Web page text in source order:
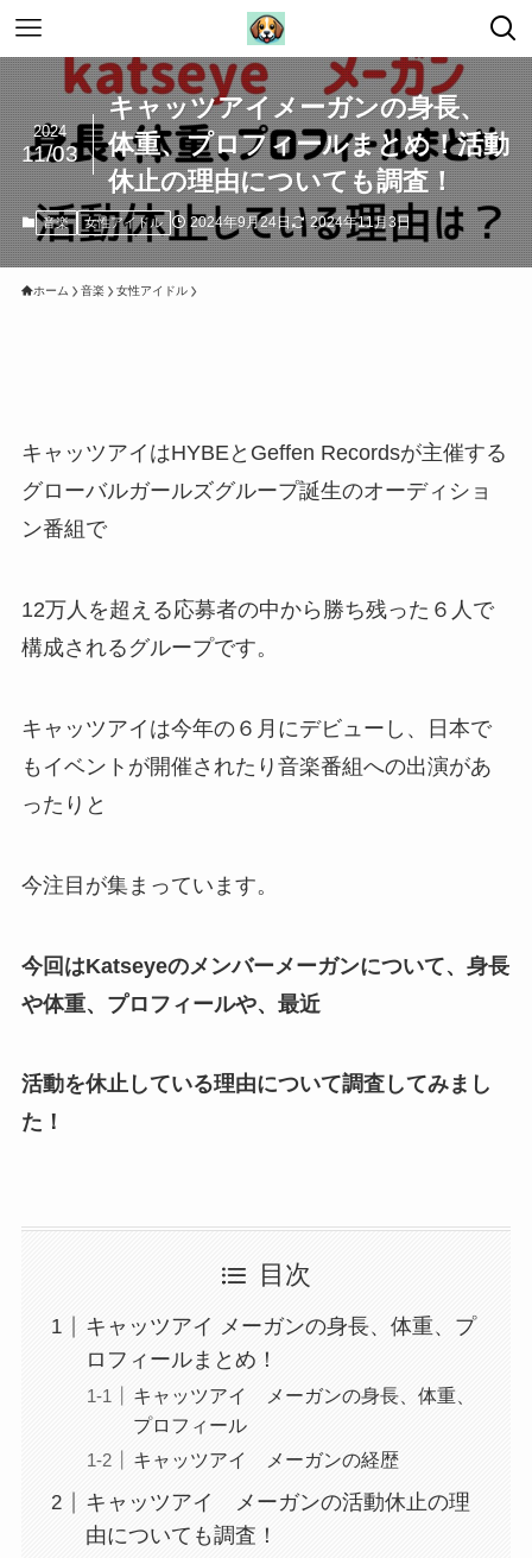
キャッツアイメーガンの身長、
体重、プロフィールまとめ！活動
休止の理由についても調査！
2024
11/03
音楽 女性アイドル 2024年9月24日 2024年11月3日
ホーム 音楽 女性アイドル
キャッツアイはHYBEとGeffen Recordsが主催する
グローバルガールズグループ誕生のオーディショ
ン番組で
12万人を超える応募者の中から勝ち残った６人で
構成されるグループです。
キャッツアイは今年の６月にデビューし、日本で
もイベントが開催されたり音楽番組への出演があ
ったりと
今注目が集まっています。
今回はKatseyeのメンバーメーガンについて、身長
や体重、プロフィールや、最近
活動を休止している理由について調査してみまし
た！
目次
キャッツアイ メーガンの身長、体重、プ
ロフィールまとめ！
キャッツアイ メーガンの身長、体重、
プロフィール
キャッツアイ メーガンの経歴
キャッツアイ メーガンの活動休止の理
由についても調査！